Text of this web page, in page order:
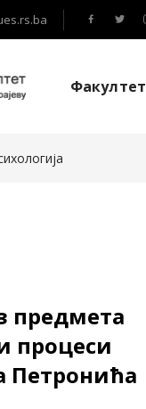
Факултет
предмета
процеси
Петронића